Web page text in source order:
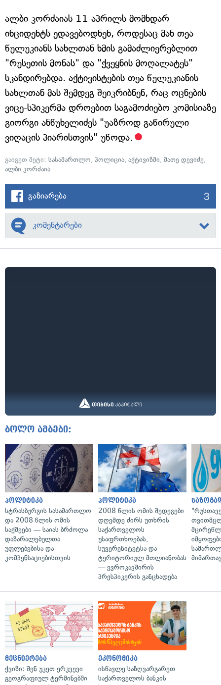
ალბი კორძაიას 11 აპრილს მომხდარ
ინციდენტს ედავებოდნენ, როდესაც მან თეა
წულუკიანს სახლთან ხმის გამაძლიერებლით
"რუსეთის მონას" და "ქვეყნის მოღალატეს"
სკანდირებდა. აქტივისტების თეა წულუკიანის
სახლთან მას შემდეგ შეიკრიბნენ, რაც ოცნების
ვიცე-სპიკერმა დროებით საგამოძიებო კომისიაზე
გიორგი ანწუხელიძეს "უაზროდ გაწირული
ვიღაცის პიარისთვის" უწოდა.
გაიგეთ მეტი: სასამართლო, პოლიცია, აქტივიზმი, მათე დევიძე,
ალბი კორძაია
გაზიარება 3
კომენტარები
ბოლო ამბები:
პოლიტიკა
სტრასბურგის სასამართლო
და 2008 წლის ომის
საქმეები — საიას ბრძოლა
დაზარალებულთა
უფლებებისა და
კომპენსაციებისთვის
პოლიტიკა
2008 წლის ომის შედეგები
დღემდე ძირს უთხრის
საქართველოს
უსაფრთხოებას,
სუვერენიტეტსა და
ტერიტორიულ მთლიანობას
— ევროკავშირის
პრესპიკერის განცხადება
მეცნიერება
ქვიზი: შენ უკეთ ერკვევი
გეოგრაფიულ ტერმინებში
ეკონომიკა
ისწავლე საზღვარგარეთ
საქართველოს ბანკის